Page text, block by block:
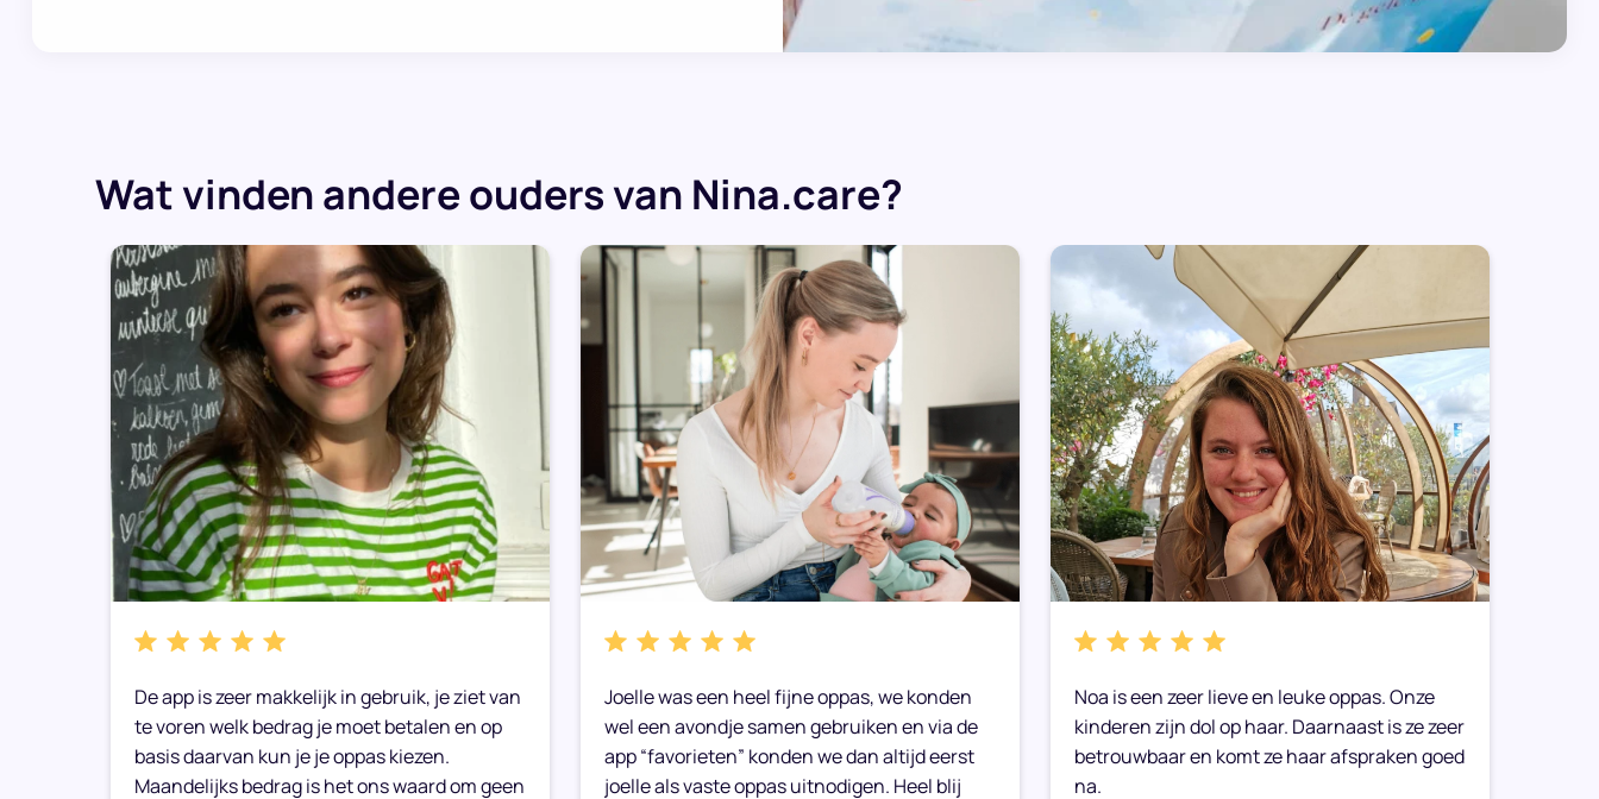
Wat vinden andere ouders van Nina.care?
De app is zeer makkelijk in gebruik, je ziet van
te voren welk bedrag je moet betalen en op
basis daarvan kun je je oppas kiezen.
Maandelijks bedrag is het ons waard om geen
Joelle was een heel fijne oppas, we konden
wel een avondje samen gebruiken en via de
app “favorieten” konden we dan altijd eerst
joelle als vaste oppas uitnodigen. Heel blij
Noa is een zeer lieve en leuke oppas. Onze
kinderen zijn dol op haar. Daarnaast is ze zeer
betrouwbaar en komt ze haar afspraken goed
na.